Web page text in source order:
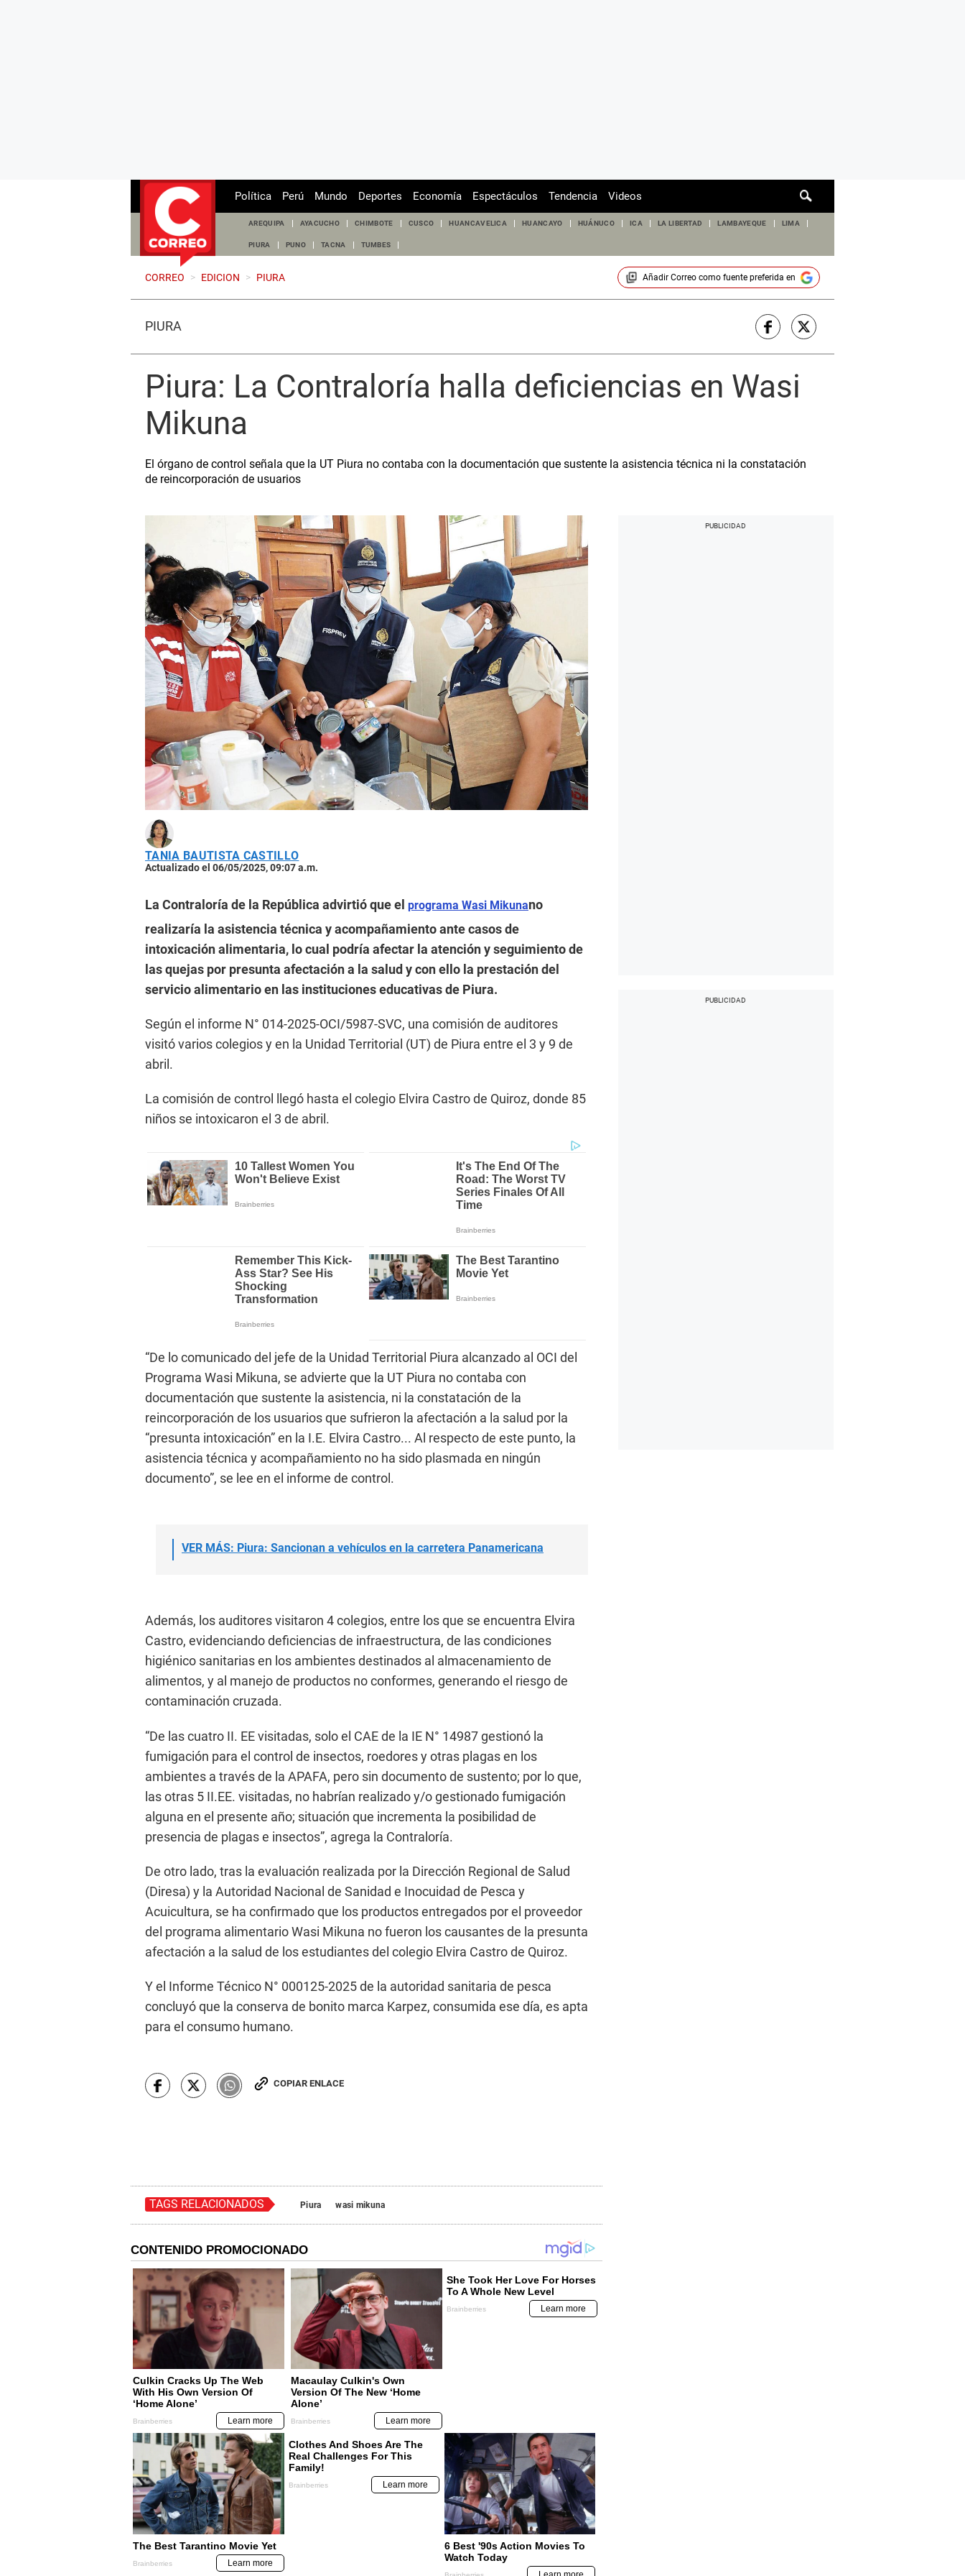
de
Política Perú Mundo Deportes Economía Espectáculos Tendencia Videos
AREQUIPA AYACUCHO CHIMBOTE CUSCO HUANCAVELICA HUANCAYO HUÁNUCO ICA LA LIBERTAD LAMBAYEQUE LIMA
PIURA PUNO TACNA TUMBES
CORREO > EDICION > PIURA Añadir Correocomo fuente preferida en
PIURA
Piura: La Contraloría halla deficiencias en Wasi
Mikuna
El órgano de control señala que la UT Piura no contaba con la documentación que sustente la asistencia técnica ni la constatación
de reincorporación de usuarios
TANIA BAUTISTA CASTILLO
Actualizado el 06/05/2025, 09:07 a.m.
La Contraloría de la República advirtió que el programa Wasi Mikunano
realizaría la asistencia técnica y acompañamiento ante casos de
intoxicación alimentaria, lo cual podría afectar la atención y seguimiento de
las quejas por presunta afectación a la salud y con ello la prestación del
servicio alimentario en las instituciones educativas de Piura.
Según el informe N° 014-2025-OCI/5987-SVC, una comisión de auditores
visitó varios colegios y en la Unidad Territorial (UT) de Piura entre el 3 y 9 de
abril.
La comisión de control llegó hasta el colegio Elvira Castro de Quiroz, donde 85
niños se intoxicaron el 3 de abril.
“De lo comunicado del jefe de la Unidad Territorial Piura alcanzado al OCI del
Programa Wasi Mikuna, se advierte que la UT Piura no contaba con
documentación que sustente la asistencia, ni la constatación de la
reincorporación de los usuarios que sufrieron la afectación a la salud por la
“presunta intoxicación” en la I.E. Elvira Castro... Al respecto de este punto, la
asistencia técnica y acompañamiento no ha sido plasmada en ningún
documento”, se lee en el informe de control.
VER MÁS: Piura: Sancionan a vehículos en la carretera Panamericana
Además, los auditores visitaron 4 colegios, entre los que se encuentra Elvira
Castro, evidenciando deficiencias de infraestructura, de las condiciones
higiénico sanitarias en los ambientes destinados al almacenamiento de
alimentos, y al manejo de productos no conformes, generando el riesgo de
contaminación cruzada.
“De las cuatro II. EE visitadas, solo el CAE de la IE N° 14987 gestionó la
fumigación para el control de insectos, roedores y otras plagas en los
ambientes a través de la APAFA, pero sin documento de sustento; por lo que,
las otras 5 II.EE. visitadas, no habrían realizado y/o gestionado fumigación
alguna en el presente año; situación que incrementa la posibilidad de
presencia de plagas e insectos”, agrega la Contraloría.
De otro lado, tras la evaluación realizada por la Dirección Regional de Salud
(Diresa) y la Autoridad Nacional de Sanidad e Inocuidad de Pesca y
Acuicultura, se ha confirmado que los productos entregados por el proveedor
del programa alimentario Wasi Mikuna no fueron los causantes de la presunta
afectación a la salud de los estudiantes del colegio Elvira Castro de Quiroz.
Y el Informe Técnico N° 000125-2025 de la autoridad sanitaria de pesca
concluyó que la conserva de bonito marca Karpez, consumida ese día, es apta
para el consumo humano.
COPIAR ENLACE
TAGS RELACIONADOS Piura wasi mikuna